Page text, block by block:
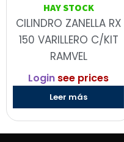
HAY STOCK
CILINDRO ZANELLA RX
150 VARILLERO C/KIT
RAMVEL
Login see prices
Leer más